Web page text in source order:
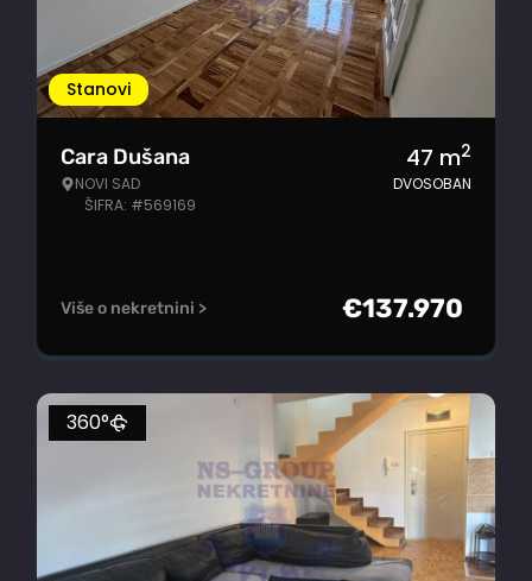
Stanovi
Cara Dušana
NOVI SAD
ŠIFRA: #569169
47 m2
DVOSOBAN
Više o nekretnini > €137.970
360°